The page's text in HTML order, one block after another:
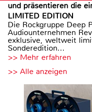
und präsentieren die
LIMITED EDITION
Die Rockgruppe Deep
Audiounternehmen
exklusive, weltweit
Sonderedition...
>> Mehr erfahren
>> Alle anzeigen